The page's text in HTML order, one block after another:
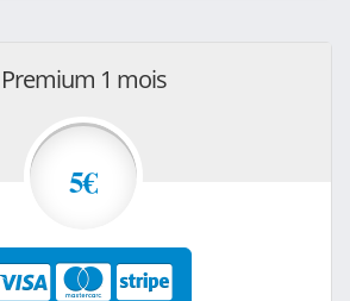
Premium 1 mois
5€